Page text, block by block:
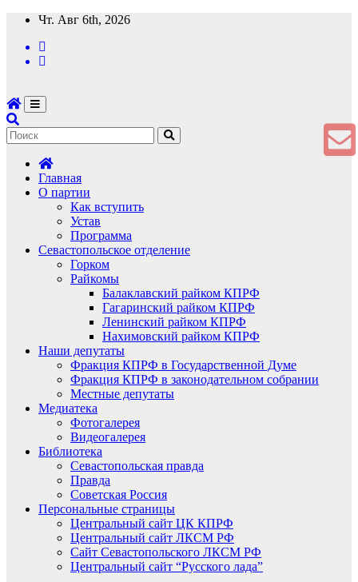
Перейти
содержимому
Чт. Авг 6th, 2026
Главная
О партии
Как вступить
Устав
Программа
Севастопольское отделение
Горком
Райкомы
Балаклавский райком КПРФ
Гагаринский райком КПРФ
Ленинский райком КПРФ
Нахимовский райком КПРФ
Наши депутаты
Фракция КПРФ в Государственной Думе
Фракция КПРФ в законодательном собрании
Местные депутаты
Медиатека
Фотогалерея
Видеогалерея
Библиотека
Севастопольская правда
Правда
Советская Россия
Персональные страницы
Центральный сайт ЦК КПРФ
Центральный сайт ЛКСМ РФ
Сайт Севастопольского ЛКСМ РФ
Центральный сайт “Русского лада”